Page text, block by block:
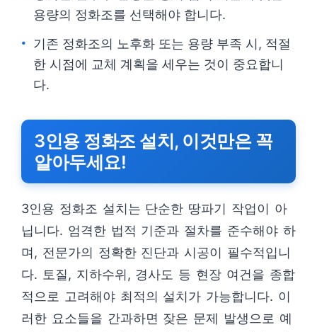
용량의 정화조를 선택해야 합니다.
기존 정화조의 노후화 또는 용량 부족 시, 적절
한 시점에 교체 계획을 세우는 것이 중요합니
다.
3인용 정화조 설치, 이것만은 꼭
알아두세요!
3인용 정화조 설치는 단순한 땅파기 작업이 아
닙니다. 엄격한 법적 기준과 절차를 준수해야 하
며, 전문가의 정확한 진단과 시공이 필수적입니
다. 토질, 지하수위, 경사도 등 현장 여건을 종합
적으로 고려해야 최적의 설치가 가능합니다. 이
러한 요소들을 간과하면 잦은 문제 발생으로 예